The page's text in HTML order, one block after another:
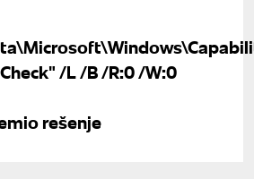
/L /B /R:0 /W:0
rešenje